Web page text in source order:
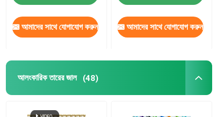
আমাদের সাথে যোগাযোগ করুন আমাদের সাথে যোগাযোগ করুন
আলংকারিক তারের জাল (48)